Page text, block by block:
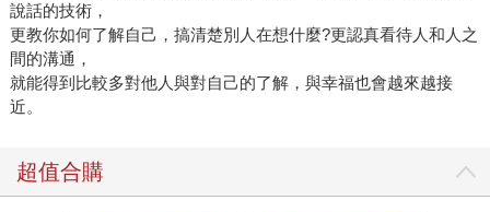
311地震後，尋找「雞肉太太」的驚心動魄…… 不同於TED
演講，邀請名人專家來分享自己的經歷與啟發，這些故事都
是和我們一樣，在生活的日常中，經歷挫折、失意，也得到
幸福、快樂的各種職業，各種身分的人。而每個人用自己的
現在你還會覺得自己沒有什麼故事可說嗎？那再想一想： 你
說話的技術，
更教你如何了解自己，搞清楚別人在想什麼?更認真看待人和人之
間的溝通，
就能得到比較多對他人與對自己的了解，與幸福也會越來越接
近。
超值合購